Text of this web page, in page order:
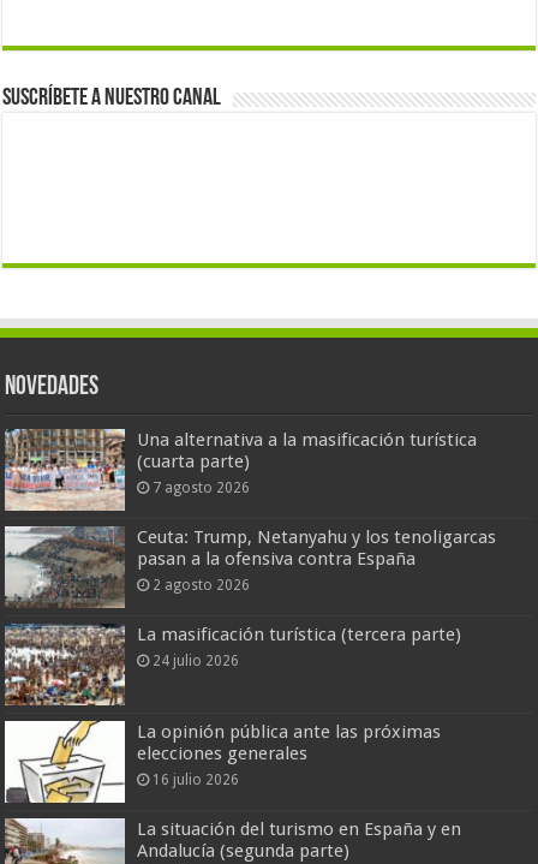
Suscríbete a nuestro canal
Novedades
Una alternativa a la masificación turística
(cuarta parte)
7 agosto 2026
Ceuta: Trump, Netanyahu y los tenoligarcas
pasan a la ofensiva contra España
2 agosto 2026
La masificación turística (tercera parte)
24 julio 2026
La opinión pública ante las próximas
elecciones generales
16 julio 2026
La situación del turismo en España y en
Andalucía (segunda parte)